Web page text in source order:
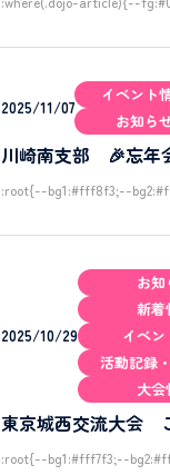
2025/11/07
イベント
お知ら
川崎南支部 🎉忘年
:root{--bg1:#fff8f3;--
2025/10/29
お知
新着
イベ
活動記録
大会
東京城西交流大会
:root{--bg1:#fff7f3;--